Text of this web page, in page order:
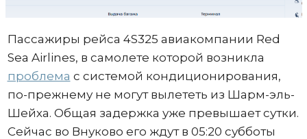
Пассажиры рейса 4S325 авиакомпании Red
Sea Airlines, в самолете которой возникла
проблема с системой кондиционирования,
по-прежнему не могут вылететь из Шарм-эль-
Шейха. Общая задержка уже превышает сутки.
Сейчас во Внуково его ждут в 05:20 субботы